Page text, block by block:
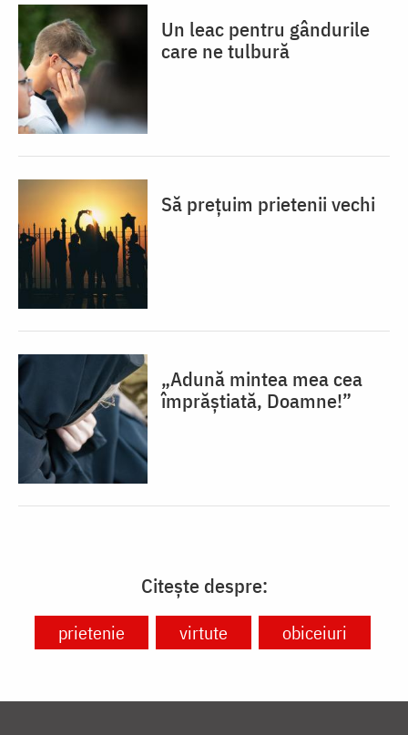
Un leac pentru gândurile
care ne tulbură
Să prețuim prietenii vechi
„Adună mintea mea cea
împrăștiată, Doamne!”
Citește despre:
prietenie virtute obiceiuri